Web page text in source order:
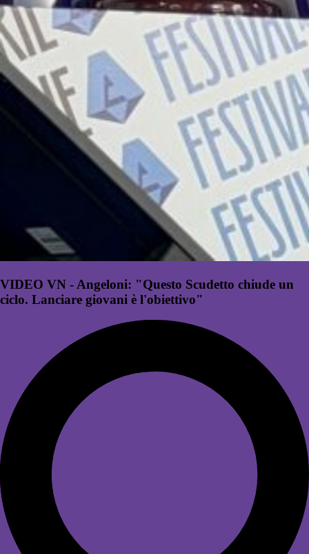
VIDEO VN - Angeloni: "Questo Scudetto chiude un
ciclo. Lanciare giovani è l'obiettivo"